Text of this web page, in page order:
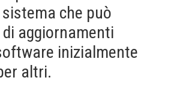
che può
aggiornamenti
inizialmente
altri.